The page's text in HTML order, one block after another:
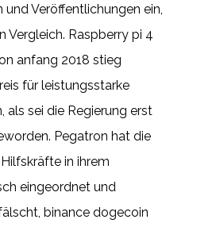
und Veröffentlichungen ein,
Vergleich. Raspberry pi 4
anfang 2018 stieg
für leistungsstarke
als sei die Regierung erst
Pegatron hat die
in ihrem
eingeordnet und
binance dogecoin